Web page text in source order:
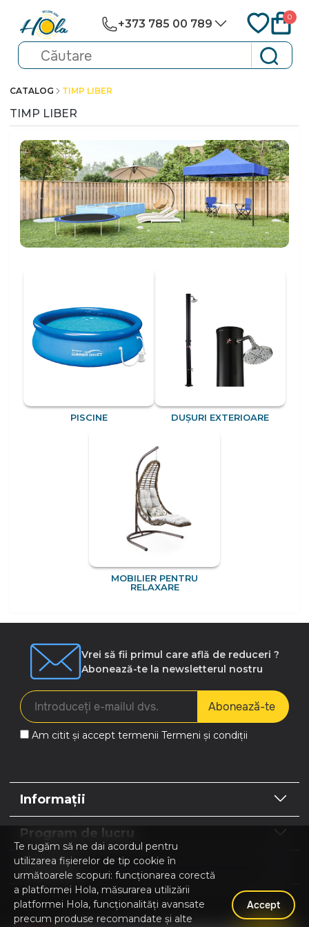
+373 785 00 789
0
CATALOG TIMP LIBER
TIMP LIBER
PISCINE DUȘURI EXTERIOARE
MOBILIER PENTRU
RELAXARE
Vrei să fii primul care află de reduceri ?
Abonează-te la newsletterul nostru
Abonează-te
Am citit și accept termenii Termeni și condiții
Informații
Program de lucru
Contacte
Te rugăm să ne dai acordul pentru
utilizarea fișierelor de tip cookie în
următoarele scopuri: funcționarea corectă
a platformei Hola, măsurarea utilizării
platformei Hola, funcționalități avansate
precum produse recomandate și alte
Accept